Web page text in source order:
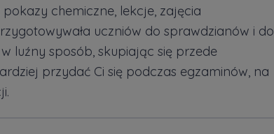
chemiczne, lekcje, zajęcia
uczniów do sprawdzianów i do
luźny sposób, skupiając się przede
przydać Ci się podczas egzaminów, na